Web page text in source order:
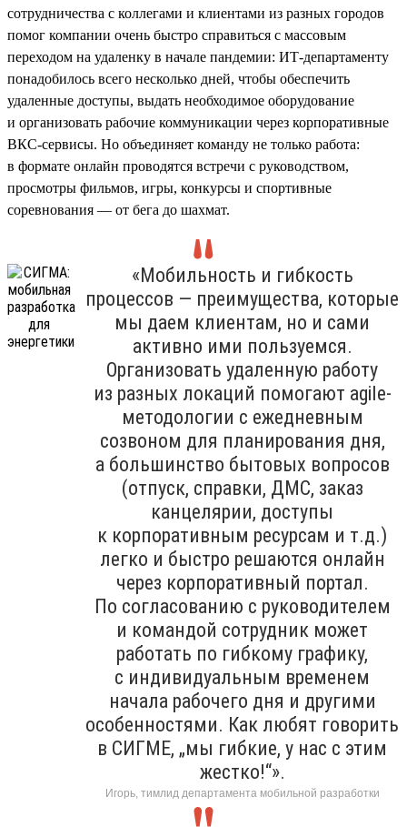
сотрудничества с коллегами и клиентами из разных городов
помог компании очень быстро справиться с массовым
переходом на удаленку в начале пандемии: ИТ-департаменту
понадобилось всего несколько дней, чтобы обеспечить
удаленные доступы, выдать необходимое оборудование
и организовать рабочие коммуникации через корпоративные
ВКС-сервисы. Но объединяет команду не только работа:
в формате онлайн проводятся встречи с руководством,
просмотры фильмов, игры, конкурсы и спортивные
соревнования — от бега до шахмат.
«Мобильность и гибкость
процессов — преимущества, которые
мы даем клиентам, но и сами
активно ими пользуемся.
Организовать удаленную работу
из разных локаций помогают agile-
методологии с ежедневным
созвоном для планирования дня,
а большинство бытовых вопросов
(отпуск, справки, ДМС, заказ
канцелярии, доступы
к корпоративным ресурсам и т.д.)
легко и быстро решаются онлайн
через корпоративный портал.
По согласованию с руководителем
и командой сотрудник может
работать по гибкому графику,
с индивидуальным временем
начала рабочего дня и другими
особенностями. Как любят говорить
в СИГМЕ, „мы гибкие, у нас с этим
жестко!“».
Игорь, тимлид департамента мобильной разработки